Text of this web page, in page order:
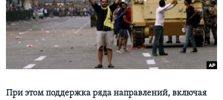
Learning English
СОЦИАЛЬНЫЕ СЕТИ
Языки
При этом поддержка ряда направлений, включая